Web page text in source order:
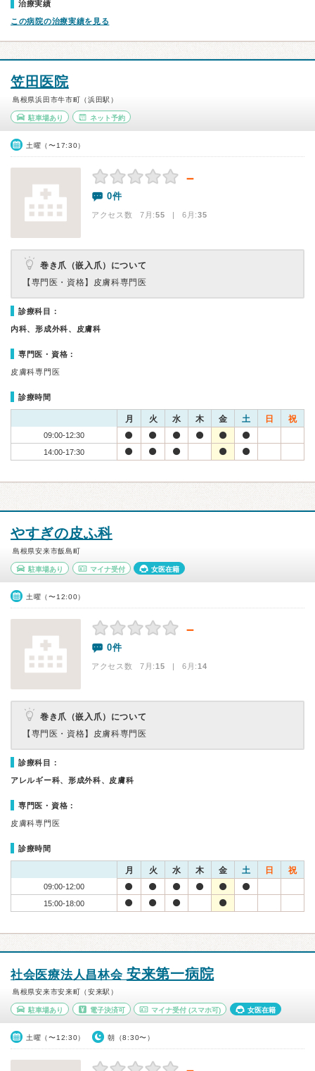
治療実績
この病院の治療実績を見る
笠田医院
島根県浜田市牛市町（浜田駅）
駐車場あり ネット予約
土曜（〜17:30）
－
0件
アクセス数 7月:55 | 6月:35
巻き爪（嵌入爪）について
【専門医・資格】 皮膚科専門医
診療科目：
内科、形成外科、皮膚科
専門医・資格：
皮膚科専門医
診療時間
月 火 水 木 金 土 日 祝
09:00-12:30
14:00-17:30
やすぎの皮ふ科
島根県安来市飯島町
駐車場あり マイナ受付 女医在籍
土曜（〜12:00）
－
0件
アクセス数 7月:15 | 6月:14
巻き爪（嵌入爪）について
【専門医・資格】 皮膚科専門医
診療科目：
アレルギー科、形成外科、皮膚科
専門医・資格：
皮膚科専門医
診療時間
月 火 水 木 金 土 日 祝
09:00-12:00
15:00-18:00
社会医療法人昌林会 安来第一病院
島根県安来市安来町（安来駅）
駐車場あり 電子決済可 マイナ受付 (スマホ可) 女医在籍
土曜（〜12:30） 朝（8:30〜）